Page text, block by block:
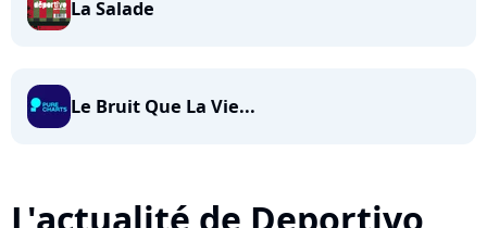
La Salade
Le Bruit Que La Vie...